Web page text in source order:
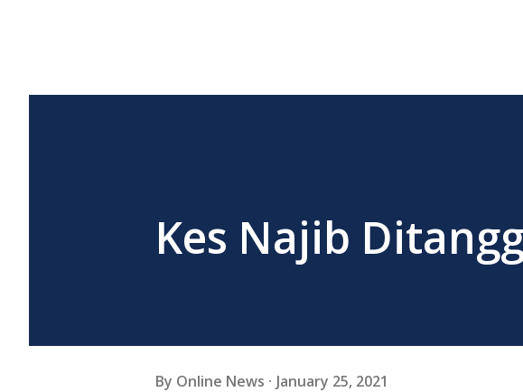
Kes Najib
By Online News January 25, 2021